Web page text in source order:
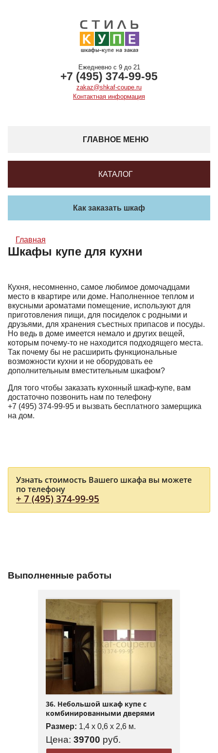
Ежедневно с 9 до 21
+7 (495) 374-99-95
zakaz@shkaf-coupe.ru
Контактная информация
ГЛАВНОЕ МЕНЮ
КАТАЛОГ
Как заказать шкаф
Главная
Шкафы купе для кухни
Кухня, несомненно, самое любимое домочадцами
место в квартире или доме. Наполненное теплом и
вкусными ароматами помещение, используют для
приготовления пищи, для посиделок с родными и
друзьями, для хранения съестных припасов и посуды.
Но ведь в доме имеется немало и других вещей,
которым почему-то не находится подходящего места.
Так почему бы не расширить функциональные
возможности кухни и не оборудовать ее
дополнительным вместительным шкафом?
Для того чтобы заказать кухонный шкаф-купе, вам
достаточно позвонить нам по телефону
+7 (495) 374-99-95 и вызвать бесплатного замерщика
на дом.
Узнать стоимость Вашего шкафа вы можете
по телефону
+ 7 (495) 374-99-95
Выполненные работы
36. Небольшой шкаф купе с
комбинированными дверями
Размер: 1,4 x 0,6 x 2,6 м.
Цена: 39700 руб.